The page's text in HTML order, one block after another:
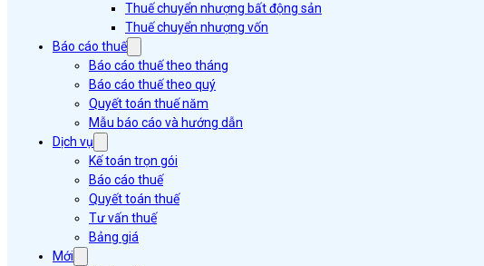
Thuế chuyển nhượng bất động sản
Thuế chuyển nhượng vốn
Báo cáo thuế
Báo cáo thuế theo tháng
Báo cáo thuế theo quý
Quyết toán thuế năm
Mẫu báo cáo và hướng dẫn
Dịch vụ
Kế toán trọn gói
Báo cáo thuế
Quyết toán thuế
Tư vấn thuế
Bảng giá
Mới